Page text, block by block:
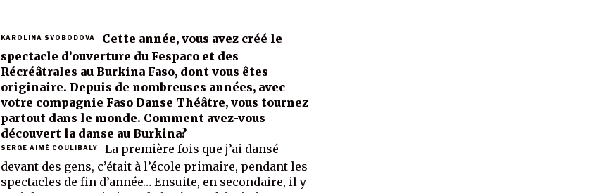
KAROLINA SVOBODOVA
Cette année, vous avez créé le
spectacle d’ouverture du Fespaco et des
Récréâtrales au Burkina Faso, dont vous êtes
originaire. Depuis de nombreuses années, avec
votre compagnie Faso Danse Théâtre, vous tournez
partout dans le monde. Comment avez-vous
découvert la danse au Burkina?
SERGE AIMÉ COULIBALY
La première fois que j’ai dansé
devant des gens, c’était à l’école primaire, pendant les
spectacles de fin d’année… Ensuite, en secondaire, il y